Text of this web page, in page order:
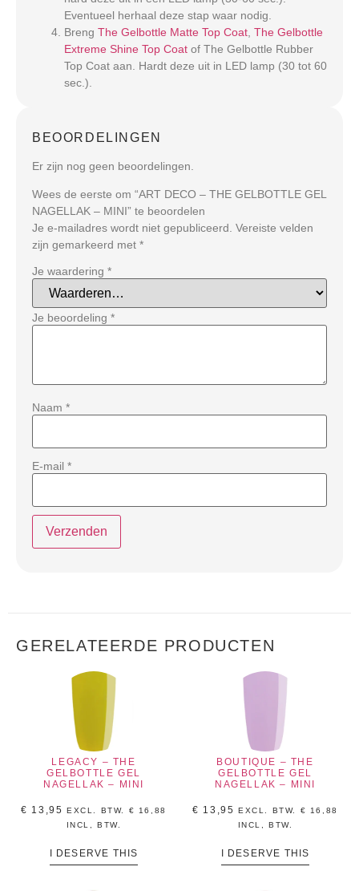
Eventueel herhaal deze stap waar nodig.
Breng The Gelbottle Matte Top Coat The Gelbottle
Extreme Shine Top Coat of The Gelbottle Rubber
Top Coat aan. Hardt deze uit in LED lamp (30 tot 60
sec.).
BEOORDELINGEN
Er zijn nog geen beoordelingen.
Wees de eerste om “ART DECO – THE GELBOTTLE GEL
NAGELLAK – MINI” te beoordelen
Je e-mailadres wordt niet gepubliceerd. Vereiste velden
zijn gemarkeerd met *
Je waardering *
Je beoordeling *
Naam *
E-mail *
GERELATEERDE PRODUCTEN
LEGACY – THE
GELBOTTLE GEL
NAGELLAK – MINI
€ 13,95 EXCL. BTW. € 16,88
INCL, BTW.
I DESERVE THIS
BOUTIQUE – THE
GELBOTTLE GEL
NAGELLAK – MINI
€ 13,95 EXCL. BTW. € 16,88
INCL, BTW.
I DESERVE THIS